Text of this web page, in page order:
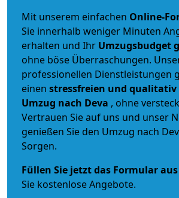
Mit unserem einfachen Online-
Sie innerhalb weniger Minuten
erhalten und Ihr Umzugsbudget
ohne böse Überraschungen.
professionellen Dienstleistungen
einen stressfreien und
Umzug nach Deva , ohne
Vertrauen Sie auf uns und unser
genießen Sie den Umzug nach
Sorgen.
Füllen Sie jetzt das Formular aus
Sie kostenlose Angebote.